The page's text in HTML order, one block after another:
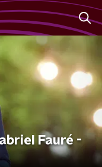
Fauré -